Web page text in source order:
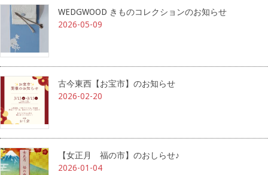
WEDGWOOD きものコレクションのお知らせ
2026-05-09
古今東西【お宝市】のお知らせ
2026-02-20
【女正月 福の市】のおしらせ♪
2026-01-04